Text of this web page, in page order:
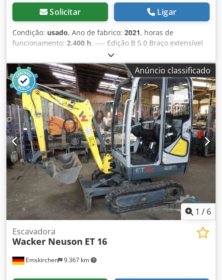
Solicitar Ligar
Condição: usado, Ano de fabrico: 2021, horas de
funcionamento: 2.400 h, ---- Edição B 5.0 Braço extensível
ajustável Ar condicionado automático Esteiras de borracha
Lâmina niveladora Bomba de abastecimento de
combustível diesel 3.º circuito hidráulico Inclui sistema de
inclinação Powertilt HS08, sem gancho de segurança Inclui
conjunto de caçambas usado, sujeito à disponibilidade
Localização: Andernach Dksdpfxozp T S Ns Ak Der
Anúncio classificado
1 / 6
Emskirchen 9.367 km
Escavadora
Wacker Neuson ET 16